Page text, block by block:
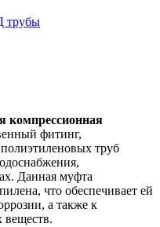
трубы
компрессионная
фитинг,
труб
Данная муфта
что обеспечивает ей
а также к
веществ.